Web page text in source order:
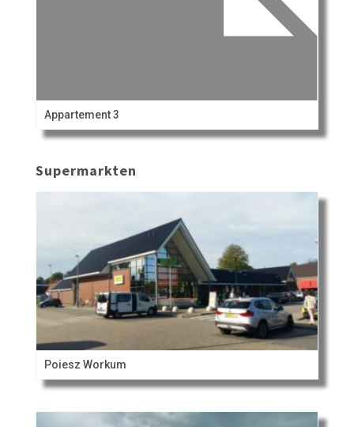
Appartement 3
Supermarkten
Poiesz Workum